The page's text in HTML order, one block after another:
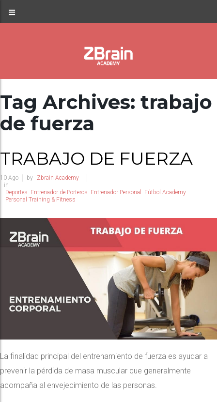
Tag Archives: trabajo
de fuerza
TRABAJO DE FUERZA
10 Ago by
Zbrain Academy
in
Deportes Entrenador de Porteros Entrenador Personal
Fútbol Academy
Personal Training & Fitness
La finalidad principal del entrenamiento de fuerza es ayudar a
prevenir la pérdida de masa muscular que generalmente
acompaña al envejecimiento de las personas.